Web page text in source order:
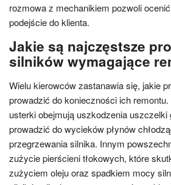
rozmowa z mechanikiem pozwoli
podejście do klienta.
Jakie są najczęstsze
silników wymagające
Wielu kierowców zastanawia się, jakie
prowadzić do konieczności ich
usterki obejmują uszkodzenia uszczelki
prowadzić do wycieków płynów
przegrzewania silnika. Innym
zużycie pierścieni tłokowych, które
zużyciem oleju oraz spadkiem mocy